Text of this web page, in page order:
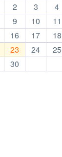
2 3 4
9 10 11
16 17 18
23 24 25
30